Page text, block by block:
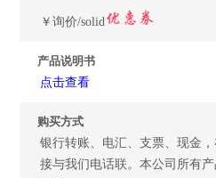
￥询价/solid
产品说明书
点击查看
购买方式
银行转账、电汇、支票、现金
接与我们电话联。本公司所有